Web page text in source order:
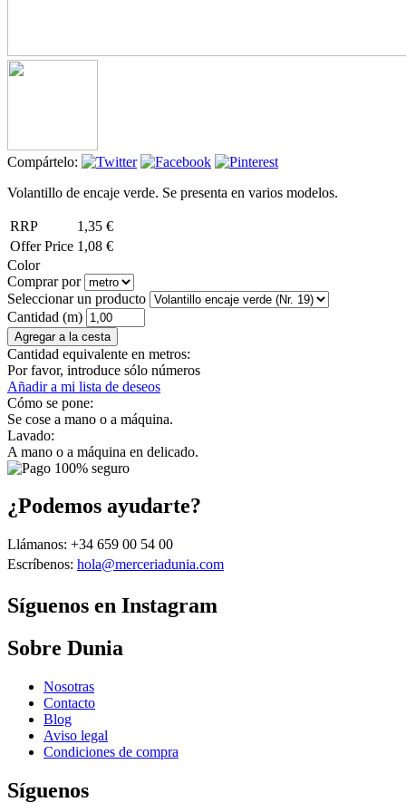
Compártelo:
Volantillo de encaje verde. Se presenta en varios modelos.
RRP
1,35 €
Offer Price 1,08 €
Color
Comprar por
Seleccionar un producto
Cantidad (m)
Cantidad equivalente en metros:
Por favor, introduce sólo números
Añadir a mi lista de deseos
Cómo se pone:
Se cose a mano o a máquina.
Lavado:
A mano o a máquina en delicado.
¿Podemos ayudarte?
Llámanos: +34 659 00 54 00
Escríbenos: hola@merceriadunia.com
Síguenos en Instagram
Sobre Dunia
Nosotras
Contacto
Blog
Aviso legal
Condiciones de compra
Síguenos